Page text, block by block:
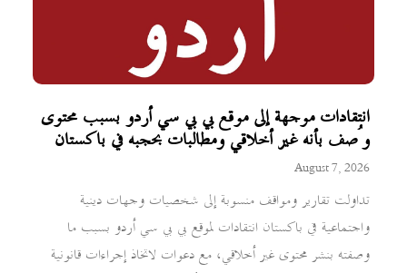
انتقادات موجهة إلى موقع بي بي سي أردو بسبب محتوى
وُصف بأنه غير أخلاقي ومطالبات بحجبه في باكستان
August 7, 2026
تداولت تقارير ومواقف منسوبة إلى شخصيات وجهات دينية
واجتماعية في باكستان انتقادات لموقع بي بي سي أردو بسبب ما
وصفته بنشر محتوى غير أخلاقي، مع دعوات لاتخاذ إجراءات قانونية